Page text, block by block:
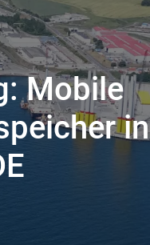
Mobile
in